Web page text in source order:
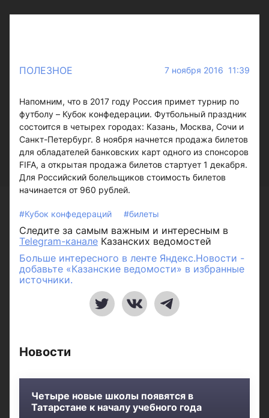
ПОЛЕЗНОЕ 7 ноября 2016 11:39
Напомним, что в 2017 году Россия примет турнир по
футболу – Кубок конфедерации. Футбольный праздник
состоится в четырех городах: Казань, Москва, Сочи и
Санкт-Петербург. 8 ноября начнется продажа билетов
для обладателей банковских карт одного из спонсоров
FIFA, а открытая продажа билетов стартует 1 декабря.
Для Российский болельщиков стоимость билетов
начинается от 960 рублей.
#Кубок конфедераций #билеты
Следите за самым важным и интересным в
Telegram-канале Казанских ведомостей
Больше интересного в ленте Яндекс.Новости -
добавьте «Казанские ведомости» в избранные
источники.
Новости
Четыре новые школы появятся в
Татарстане к началу учебного года